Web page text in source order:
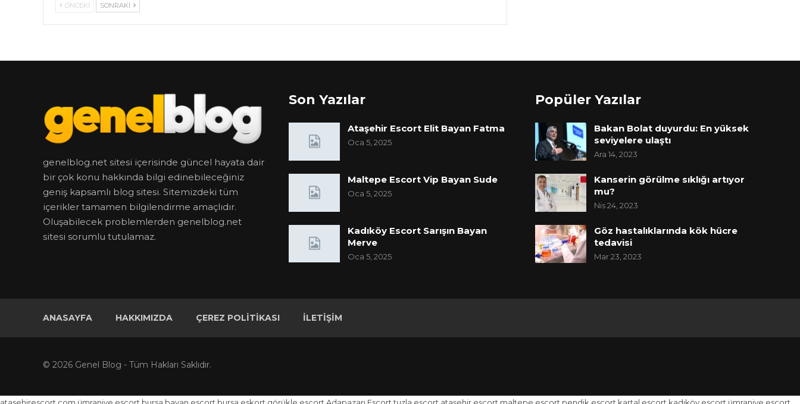
ÖNCEKI SONRAKI
genelblog.net sitesi içerisinde güncel hayata dair
bir çok konu hakkında bilgi edinebileceğiniz
geniş kapsamlı blog sitesi. Sitemizdeki tüm
içerikler tamamen bilgilendirme amaçlıdır.
Oluşabilecek problemlerden genelblog.net
sitesi sorumlu tutulamaz.
Son Yazılar
Ataşehir Escort Elit Bayan Fatma
Oca 5, 2025
Maltepe Escort Vip Bayan Sude
Oca 5, 2025
Kadıköy Escort Sarışın Bayan
Merve
Oca 5, 2025
Popüler Yazılar
Bakan Bolat duyurdu: En yüksek
seviyelere ulaştı
Ara 14, 2023
Kanserin görülme sıklığı artıyor
mu?
Nis 24, 2023
Göz hastalıklarında kök hücre
tedavisi
Mar 23, 2023
ANASAYFA HAKKIMIZDA ÇEREZ POLITIKASI İLETIŞIM
© 2026 Genel Blog - Tüm Hakları Saklıdır.